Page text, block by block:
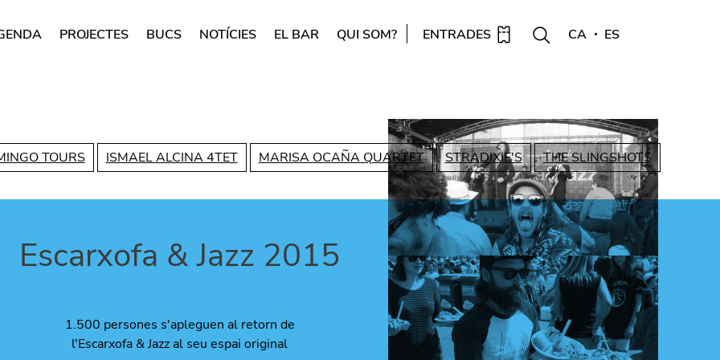
PROJECTES BUCS NOTÍCIES EL BAR QUI SOM? ENTRADES CA ES
TOURS ISMAEL ALCINA 4TET MARISA OCAÑA QUARTET STRADIXIE'S THE SLINGSHOTS
Escarxofa & Jazz 2015
1.500 persones s'apleguen al retorn de
l'Escarxofa & Jazz al seu espai original